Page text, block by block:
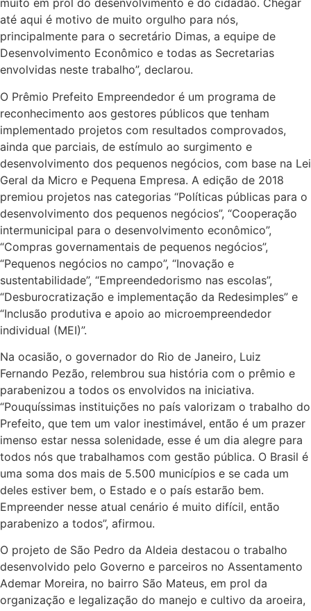
muito em prol do desenvolvimento e do cidadão. Chegar
até aqui é motivo de muito orgulho para nós,
principalmente para o secretário Dimas, a equipe de
Desenvolvimento Econômico e todas as Secretarias
envolvidas neste trabalho”, declarou.
O Prêmio Prefeito Empreendedor é um programa de
reconhecimento aos gestores públicos que tenham
implementado projetos com resultados comprovados,
ainda que parciais, de estímulo ao surgimento e
desenvolvimento dos pequenos negócios, com base na Lei
Geral da Micro e Pequena Empresa. A edição de 2018
premiou projetos nas categorias “Políticas públicas para o
desenvolvimento dos pequenos negócios”, “Cooperação
intermunicipal para o desenvolvimento econômico”,
“Compras governamentais de pequenos negócios”,
“Pequenos negócios no campo”, “Inovação e
sustentabilidade”, “Empreendedorismo nas escolas”,
“Desburocratização e implementação da Redesimples” e
“Inclusão produtiva e apoio ao microempreendedor
individual (MEI)”.
Na ocasião, o governador do Rio de Janeiro, Luiz
Fernando Pezão, relembrou sua história com o prêmio e
parabenizou a todos os envolvidos na iniciativa.
“Pouquíssimas instituições no país valorizam o trabalho do
Prefeito, que tem um valor inestimável, então é um prazer
imenso estar nessa solenidade, esse é um dia alegre para
todos nós que trabalhamos com gestão pública. O Brasil é
uma soma dos mais de 5.500 municípios e se cada um
deles estiver bem, o Estado e o país estarão bem.
Empreender nesse atual cenário é muito difícil, então
parabenizo a todos”, afirmou.
O projeto de São Pedro da Aldeia destacou o trabalho
desenvolvido pelo Governo e parceiros no Assentamento
Ademar Moreira, no bairro São Mateus, em prol da
organização e legalização do manejo e cultivo da aroeira,